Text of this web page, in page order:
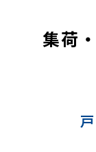
集荷